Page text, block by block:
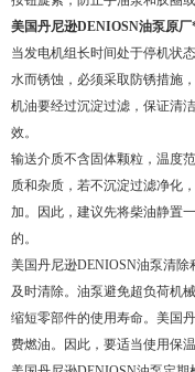
美国丹尼逊DENIOSN油泵原
当发电机组长时间处于停机状
水而锈蚀，必须采取防锈措施
机油要经过沉淀过滤，保证清
效。
输送介质不含固体颗粒，温度
质和杂质，若不沉淀过滤净化
加。因此，建议先将柴油静置
的。
美国丹尼逊DENIOSN油泵清
及时清除。油泵避免超负荷机
缩短零部件的使用寿命。美国
费燃油。因此，要适当使用保